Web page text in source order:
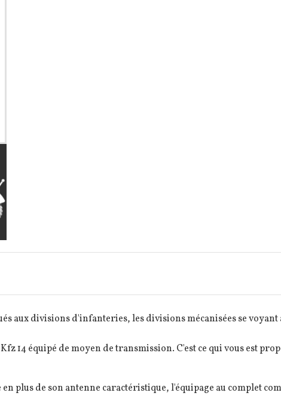
aux divisions d'infanteries, les divisions mécanisées se
14 équipé de moyen de transmission. C'est ce qui vous est
plus de son antenne caractéristique, l'équipage au complet